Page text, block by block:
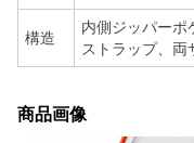
構造
内側ジッパーポ
ストラップ、両
商品画像